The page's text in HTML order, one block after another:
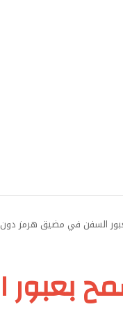
السفن في مضيق هرمز